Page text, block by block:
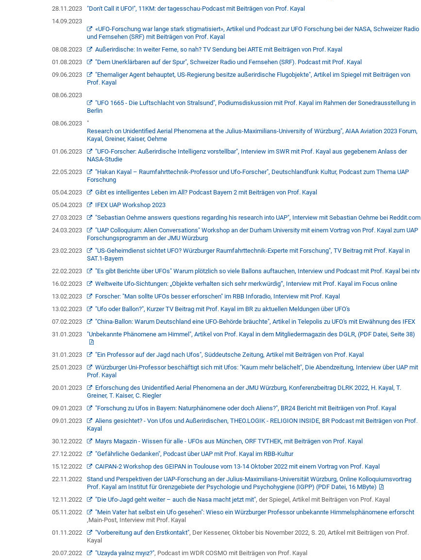
28.11.2023
"Don't Call it UFO!", 11KM: der tagesschau-Podcast mit Beiträgen von Prof. Kayal
14.09.2023
«UFO-Forschung war lange stark stigmatisiert», Artikel und Podcast zur UFO Forschung bei der NASA, Schweizer Radio
und Fernsehen (SRF) mit Beiträgen von Prof. Kayal
08.08.2023
Außerirdische: In weiter Ferne, so nah? TV Sendung bei ARTE mit Beiträgen von Prof. Kayal
01.08.2023
"Dem Unerklärbaren auf der Spur", Schweizer Radio und Fernsehen (SRF). Podcast mit Prof. Kayal
09.06.2023
"Ehemaliger Agent behauptet, US-Regierung besitze außerirdische Flugobjekte", Artikel im Spiegel mit Beiträgen von
Prof. Kayal
08.06.2023
"UFO 1665 - Die Luftschlacht von Stralsund", Podiumsdiskussion mit Prof. Kayal im Rahmen der Sonedrausstellung in
Berlin
08.06.2023
"
Research on Unidentified Aerial Phenomena at the Julius-Maximilians-University of Würzburg", AIAA Aviation 2023 Forum,
Kayal, Greiner, Kaiser, Oehme
01.06.2023
"UFO-Forscher: Außerirdische Intelligenz vorstellbar", Interview im SWR mit Prof. Kayal aus gegebenem Anlass der
NASA-Studie
22.05.2023
"Hakan Kayal – Raumfahrttechnik-Professor und Ufo-Forscher", Deutschlandfunk Kultur, Podcast zum Thema UAP
Forschung
05.04.2023
Gibt es intelligentes Leben im All? Podcast Bayern 2 mit Beiträgen von Prof. Kayal
05.04.2023
IFEX UAP Workshop 2023
27.03.2023
"Sebastian Oehme answers questions regarding his research into UAP", Interview mit Sebastian Oehme bei Reddit.com
24.03.2023
"UAP Colloquium: Alien Conversations" Workshop an der Durham University mit einem Vortrag von Prof. Kayal zum UAP
Forschungsprogramm an der JMU Würzburg
23.02.2023
"US-Geheimdienst sichtet UFO? Würzburger Raumfahrttechnik-Experte mit Forschung", TV Beitrag mit Prof. Kayal in
SAT.1-Bayern
22.02.2023
"Es gibt Berichte über UFOs" Warum plötzlich so viele Ballons auftauchen, Interview und Podcast mit Prof. Kayal bei ntv
16.02.2023
Weltweite Ufo-Sichtungen: „Objekte verhalten sich sehr merkwürdig“, Interview mit Prof. Kayal im Focus online
13.02.2023
Forscher: "Man sollte UFOs besser erforschen" im RBB Inforadio, Interview mit Prof. Kayal
13.02.2023
"Ufo oder Ballon?", Kurzer TV Beitrag mit Prof. Kayal im BR zu aktuellen Meldungen über UFO's
07.02.2023
"China-Ballon: Warum Deutschland eine UFO-Behörde bräuchte", Artikel in Telepolis zu UFO's mit Erwähnung des IFEX
31.01.2023
"Unbekannte Phänomene am Himmel", Artikel von Prof. Kayal in dem Mitgliedermagazin des DGLR, (PDF Datei, Seite 38)
31.01.2023
"Ein Professor auf der Jagd nach Ufos", Süddeutsche Zeitung, Artikel mit Beiträgen von Prof. Kayal
25.01.2023
Würzburger Uni-Professor beschäftigt sich mit Ufos: "Kaum mehr belächelt", Die Abendzeitung, Interview über UAP mit
Prof. Kayal
20.01.2023
Erforschung des Unidentified Aerial Phenomena an der JMU Würzburg, Konferenzbeitrag DLRK 2022, H. Kayal, T.
Greiner, T. Kaiser, C. Riegler
09.01.2023
"Forschung zu Ufos in Bayern: Naturphänomene oder doch Aliens?", BR24 Bericht mit Beiträgen von Prof. Kayal
09.01.2023
Aliens gesichtet? - Von Ufos und Außerirdischen, THEO.LOGIK - RELIGION INSIDE, BR Podcast mit Beiträgen von Prof.
Kayal
30.12.2022
Mayrs Magazin - Wissen für alle - UFOs aus München, ORF TVTHEK, mit Beiträgen von Prof. Kayal
27.12.2022
"Gefährliche Gedanken", Podcast über UAP mit Prof. Kayal im RBB-Kultur
15.12.2022
CAIPAN-2 Workshop des GEIPAN in Toulouse vom 13-14 Oktober 2022 mit einem Vortrag von Prof. Kayal
22.11.2022
Stand und Perspektiven der UAP-Forschung an der Julius-Maximilians-Universität Würzburg, Online Kolloquiumsvortrag
Prof. Kayal am Institut für Grenzgebiete der Psychologie und Psychohygiene (IGPP) (PDF Datei, 16 MByte)
12.11.2022
"Die Ufo-Jagd geht weiter – auch die Nasa macht jetzt mit", der Spiegel, Artikel mit Beiträgen von Prof. Kayal
05.11.2022
"Mein Vater hat selbst ein Ufo gesehen": Wieso ein Würzburger Professor unbekannte Himmelsphänomene erforscht
,Main-Post, Interview mit Prof. Kayal
01.11.2022
"Vorbereitung auf den Erstkontakt", Der Kessener, Oktober bis November 2022, S. 20, Artikel mit Beiträgen von Prof.
Kayal
20.07.2022
"Uzayda yalnız mıyız?", Podcast im WDR COSMO mit Beiträgen von Prof. Kayal